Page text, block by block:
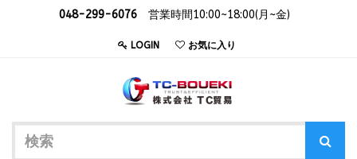
048-299-6076 営業時間10:00~18:00(月~金)
LOGIN お気に入り